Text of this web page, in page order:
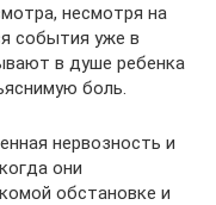
несмотря на
события уже в
в душе ребенка
боль.
нервозность и
они
обстановке и